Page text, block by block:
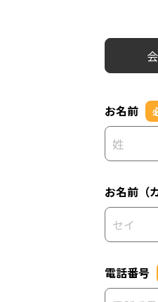
お名前
お名前（
電話番号